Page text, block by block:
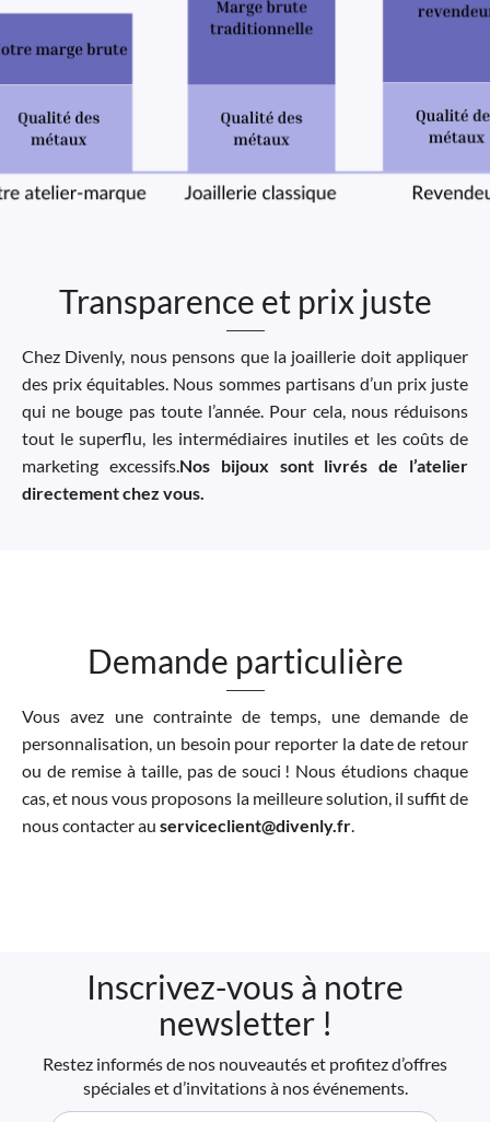
Transparence et prix juste
Chez Divenly, nous pensons que la joaillerie doit appliquer
des prix équitables. Nous sommes partisans d’un prix juste
qui ne bouge pas toute l’année. Pour cela, nous réduisons
tout le superflu, les intermédiaires inutiles et les coûts de
marketing excessifs. Nos bijoux sont livrés de l’atelier
directement chez vous.
Demande particulière
Vous avez une contrainte de temps, une demande de
personnalisation, un besoin pour reporter la date de retour
ou de remise à taille, pas de souci ! Nous étudions chaque
cas, et nous vous proposons la meilleure solution, il suffit de
nous contacter au serviceclient@divenly.fr.
Inscrivez-vous à notre
newsletter !
Restez informés de nos nouveautés et profitez d’offres
spéciales et d’invitations à nos événements.